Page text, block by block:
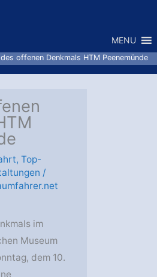
MENU
offenen Denkmals HTM Peenemünde
,Top-
/
im
Museum
dem 10.